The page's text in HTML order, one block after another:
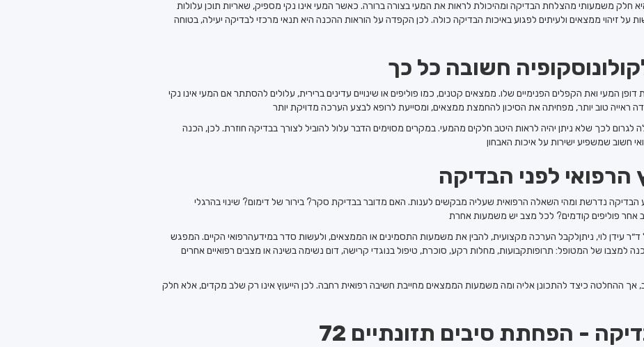
חלק משמעותי מהצלחת הבדיקה ומהיכולת לראות את המעי בצורה ברורה. כאשר המעי אינו נקי מספיק, שאריות תוכן עלולות
זיהוי ממצאים ולעיתים לפגוע באיכות הבדיקה כולה. לכן הקפדה על הוראות ההכנה היא תנאי מרכזי לבדיקה יעילה, בטוחה
דופן המעי ואת הקפלים הפנימיים שלו. ממצאים קטנים, כמו פוליפים או שינויים עדינים ברירית, עלולים להסתתר אם המעי אינו נקי
לכך שלא ניתן יהיה לראות היטב חלקים מהמעי. במקרים מסוימים הדבר עלול להוביל לצורך בבדיקה חוזרת. לכן, הכנה
הרפואי לפני הבדיקה
הבדיקה נדרשת ומהי השאלה הרפואית שעליה מבקשים לענות. האם מדובר בבדיקת סקר? בירור של דימום? שינוי בהרגלי
ד״ר עידן לוי, ניתןלקבל הערכה מקצועית, להבין את משמעות התסמינים או הממצאים, ולעשות סדר במידעהרפואי הקיים. המפגש
למצבו של המטופל: תרופותקבועות, מחלות רקע, סוכרת, טיפול בנוגדי קרישה, דום נשימה בשינה או מצבים רפואיים אחרים
אך ההחלטה כיצד להתכונן אליה ומה משמעות הממצאים מחייבת חשיבה רפואית רחבה. לכן הייעוץ אינו רק שלב מקדים, אלא חלק
- הפחתת סיבים תזונתיים